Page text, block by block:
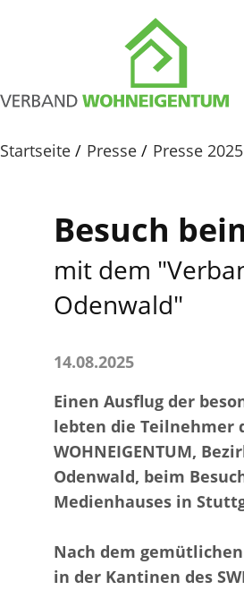
Startseite Presse Presse 2025
Besuch
mit dem
Odenwald"
14.08.2025
Einen Ausflug der
lebten die Teilnehmer
WOHNEIGENTUM,
Odenwald, beim
Medienhauses in
Nach dem
in der Kantinen des